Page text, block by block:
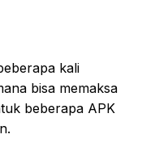
kali
bisa memaksa
beberapa APK